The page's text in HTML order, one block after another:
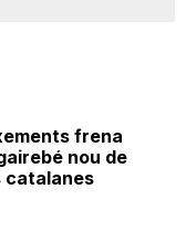
frena
nou de
catalanes